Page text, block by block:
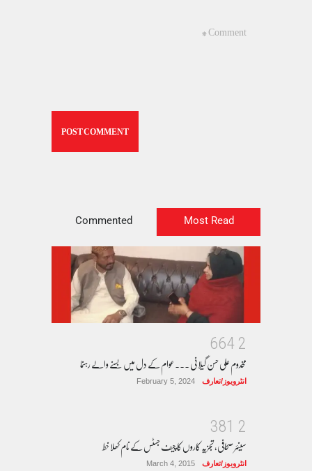
Most Read
Commented
2
4
6
6
مخدوم علی حسن گیلانی ۔۔۔عوام کے دل میں بسنے والے رہنما
انٹرویوز/تعارف February 5, 2024
2
1
8
3
سینئر صحافی، تجزیہ کاروں کا چیف جسٹس کے نام کھلا خط
انٹرویوز/تعارف March 4, 2015